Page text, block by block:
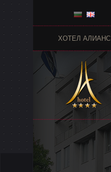
ХОТЕЛ АЛИАНС